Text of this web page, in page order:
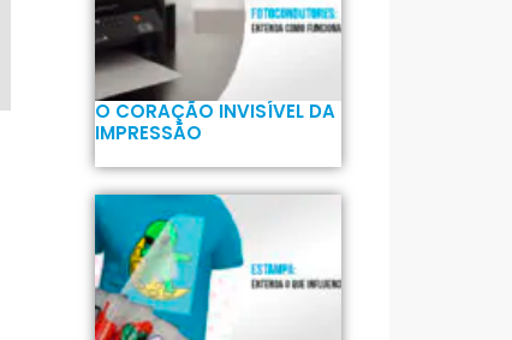
O CORAÇÃO INVISÍVEL DA
IMPRESSÃO